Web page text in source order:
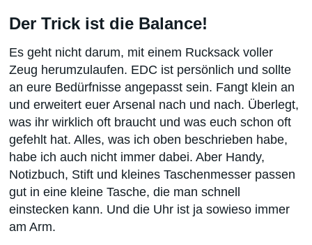
Der Trick ist die Balance!
Es geht nicht darum, mit einem Rucksack voller
Zeug herumzulaufen. EDC ist persönlich und sollte
an eure Bedürfnisse angepasst sein. Fangt klein an
und erweitert euer Arsenal nach und nach. Überlegt,
was ihr wirklich oft braucht und was euch schon oft
gefehlt hat. Alles, was ich oben beschrieben habe,
habe ich auch nicht immer dabei. Aber Handy,
Notizbuch, Stift und kleines Taschenmesser passen
gut in eine kleine Tasche, die man schnell
einstecken kann. Und die Uhr ist ja sowieso immer
am Arm.